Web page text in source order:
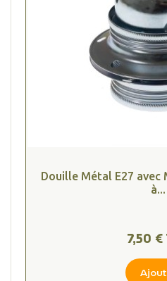
Douille Métal E27 avec
à...
7,50 €